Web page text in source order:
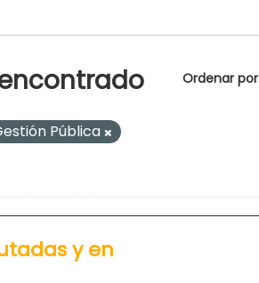
Ordenar por
Pública
y en